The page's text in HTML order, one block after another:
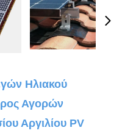
Ηλιακού
Αγορών
Αργιλίου PV